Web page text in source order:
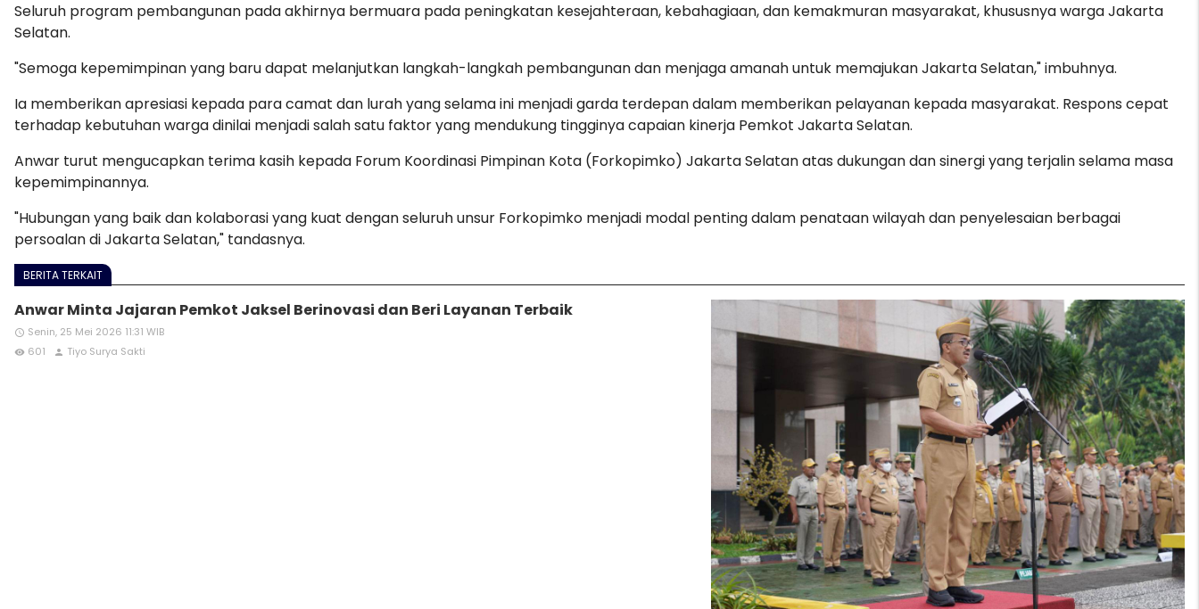
Seluruh program pembangunan pada akhirnya bermuara pada peningkatan kesejahteraan, kebahagiaan, dan kemakmuran masyarakat, khususnya warga Jakarta
Selatan.
"Semoga kepemimpinan yang baru dapat melanjutkan langkah-langkah pembangunan dan menjaga amanah untuk memajukan Jakarta Selatan," imbuhnya.
Ia memberikan apresiasi kepada para camat dan lurah yang selama ini menjadi garda terdepan dalam memberikan pelayanan kepada masyarakat. Respons cepat
terhadap kebutuhan warga dinilai menjadi salah satu faktor yang mendukung tingginya capaian kinerja Pemkot Jakarta Selatan.
Anwar turut mengucapkan terima kasih kepada Forum Koordinasi Pimpinan Kota (Forkopimko) Jakarta Selatan atas dukungan dan sinergi yang terjalin selama masa
kepemimpinannya.
"Hubungan yang baik dan kolaborasi yang kuat dengan seluruh unsur Forkopimko menjadi modal penting dalam penataan wilayah dan penyelesaian berbagai
persoalan di Jakarta Selatan," tandasnya.
BERITA TERKAIT
Anwar Minta Jajaran Pemkot Jaksel Berinovasi dan Beri Layanan Terbaik
access_time Senin, 25 Mei 2026 11:31 WIB
remove_red_eye 601 person Tiyo Surya Sakti